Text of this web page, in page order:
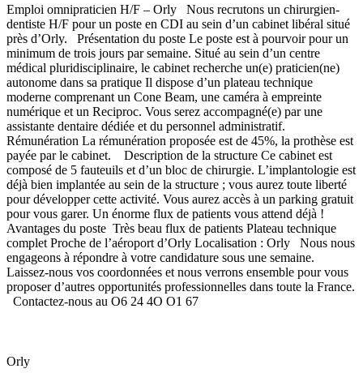
Emploi omnipraticien H/F – Orly Nous recrutons un chirurgien-
dentiste H/F pour un poste en CDI au sein d’un cabinet libéral situé
près d’Orly. Présentation du poste Le poste est à pourvoir pour un
minimum de trois jours par semaine. Situé au sein d’un centre
médical pluridisciplinaire, le cabinet recherche un(e) praticien(ne)
autonome dans sa pratique Il dispose d’un plateau technique
moderne comprenant un Cone Beam, une caméra à empreinte
numérique et un Reciproc. Vous serez accompagné(e) par une
assistante dentaire dédiée et du personnel administratif.
Rémunération La rémunération proposée est de 45%, la prothèse est
payée par le cabinet. Description de la structure Ce cabinet est
composé de 5 fauteuils et d’un bloc de chirurgie. L’implantologie est
déjà bien implantée au sein de la structure ; vous aurez toute liberté
pour développer cette activité. Vous aurez accès à un parking gratuit
pour vous garer. Un énorme flux de patients vous attend déjà !
Avantages du poste Très beau flux de patients Plateau technique
complet Proche de l’aéroport d’Orly Localisation : Orly Nous nous
engageons à répondre à votre candidature sous une semaine.
Laissez-nous vos coordonnées et nous verrons ensemble pour vous
proposer d’autres opportunités professionnelles dans toute la France.
Contactez-nous au O6 24 4O O1 67
Orly